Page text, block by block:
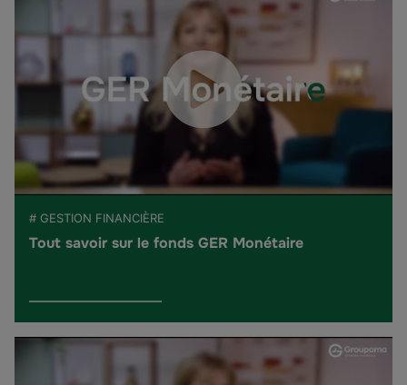
# GESTION FINANCIÈRE
Tout savoir sur le fonds GER Monétaire